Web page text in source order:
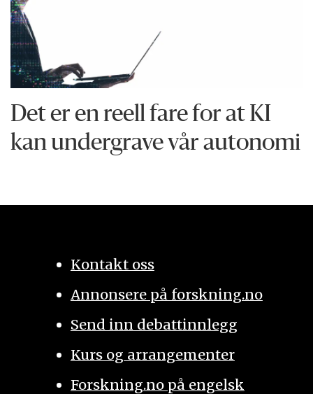
Det er en reell fare for at KI
kan undergrave vår autonomi
Kontakt oss
Annonsere på forskning.no
Send inn debattinnlegg
Kurs og arrangementer
Forskning.no på engelsk